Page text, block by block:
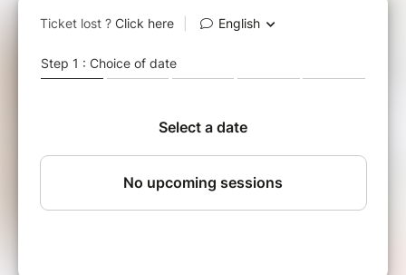
courtes formes spectaculaires qui font tenir
ensemble un propos scientifique et une
à cartographier la cartographe?
Carto ! est une production du Groupe n+1, en
avec le soutien du Vélo théâtre – scène